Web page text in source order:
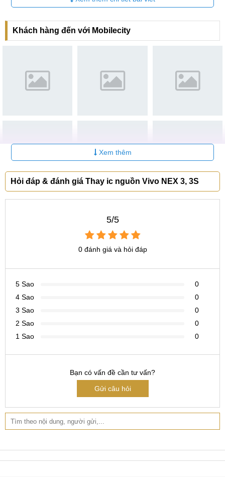
CN 2:398 Cầu Giấy, Q. Cầu Giấy
Hotline:0338.424242
602 Lê Hồng Phong, Quận 10
Hotline:097.3333.602
Tại Đà Nẵng
097.123.9797
Khách hàng đến với Mobilecity
Xem thêm
Hỏi đáp & đánh giá Thay ic nguồn Vivo NEX 3, 3S
5/5
0 đánh giá và hỏi đáp
5 Sao
0
4 Sao
0
3 Sao
0
2 Sao
0
1 Sao
0
Bạn có vấn đề cần tư vấn?
Gửi câu hỏi